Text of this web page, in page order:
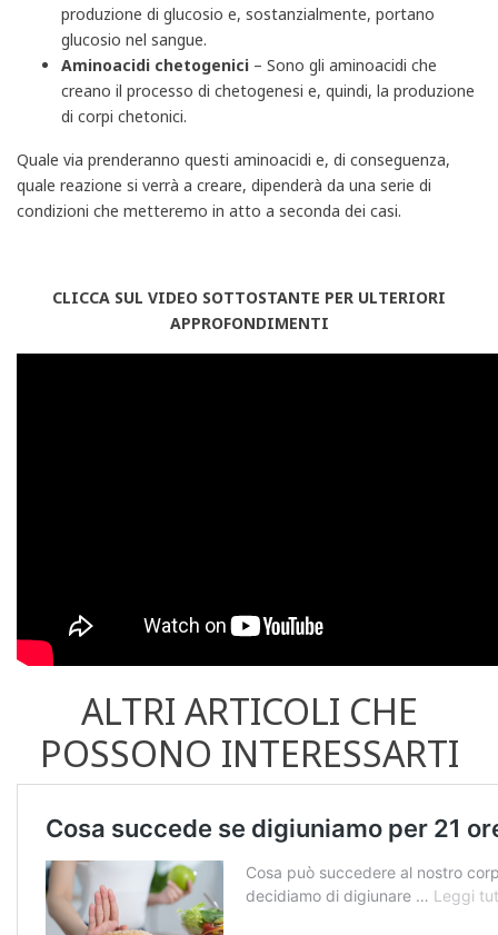
produzione di glucosio e, sostanzialmente, portano
glucosio nel sangue.
Aminoacidi chetogenici – Sono gli aminoacidi che
creano il processo di chetogenesi e, quindi, la produzione
di corpi chetonici.
Quale via prenderanno questi aminoacidi e, di conseguenza,
quale reazione si verrà a creare, dipenderà da una serie di
condizioni che metteremo in atto a seconda dei casi.
CLICCA SUL VIDEO SOTTOSTANTE PER ULTERIORI
APPROFONDIMENTI
ALTRI ARTICOLI CHE
POSSONO INTERESSARTI